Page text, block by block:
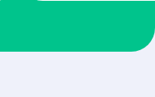
at Profee is very